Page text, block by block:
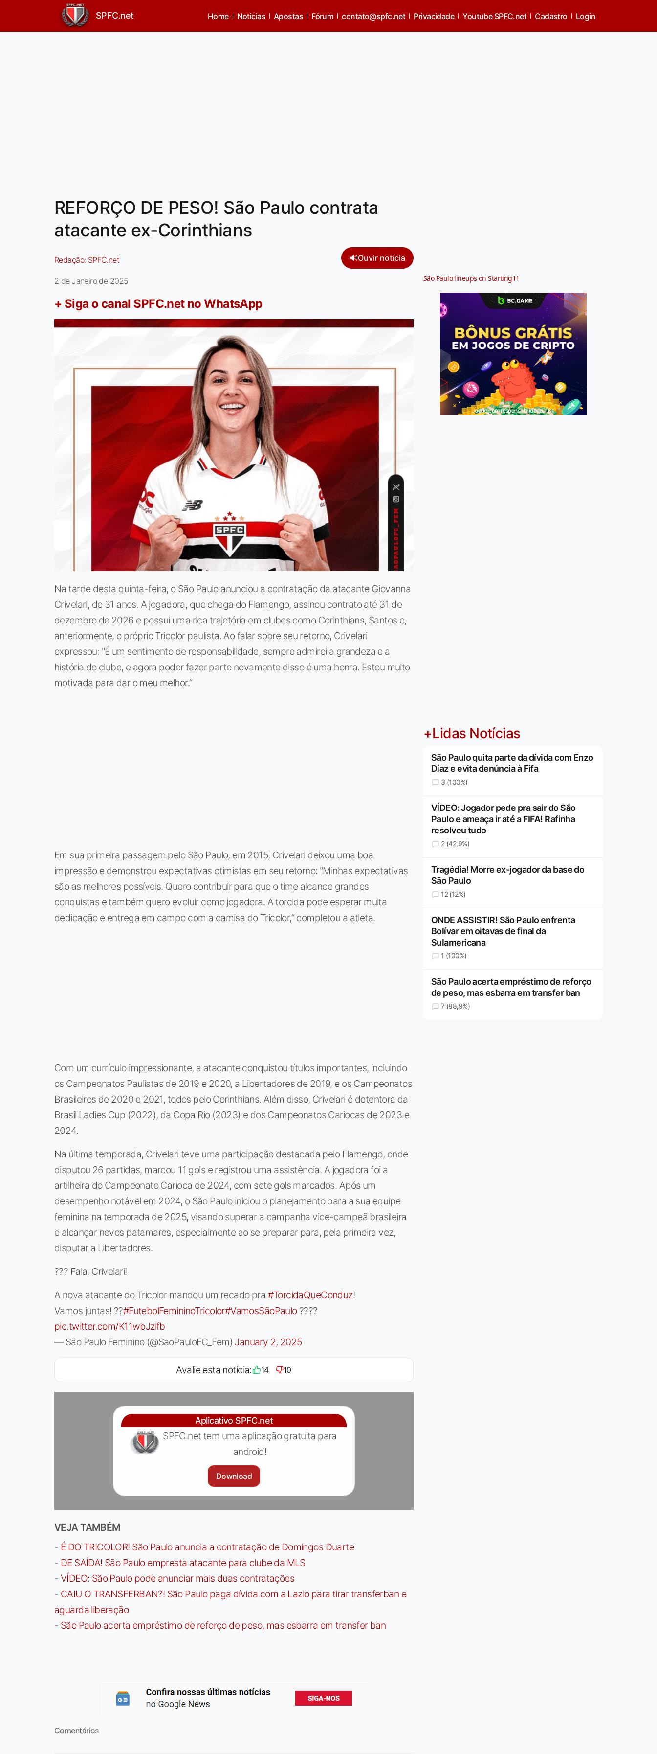
SPFC.net Home Noticias Apostas Fórum contato@spfc.net Privacidade Youtube SPFC.net Cadastro Login
REFORÇO DE PESO! São Paulo contrata
atacante ex-Corinthians
Redação: SPFC.net 🔊Ouvir notícia
2 de Janeiro de 2025
+ Siga o canal SPFC.net no WhatsApp
Na tarde desta quinta-feira, o São Paulo anunciou a contratação da atacante Giovanna
Crivelari, de 31 anos. A jogadora, que chega do Flamengo, assinou contrato até 31 de
dezembro de 2026 e possui uma rica trajetória em clubes como Corinthians, Santos e,
anteriormente, o próprio Tricolor paulista. Ao falar sobre seu retorno, Crivelari
expressou: "É um sentimento de responsabilidade, sempre admirei a grandeza e a
história do clube, e agora poder fazer parte novamente disso é uma honra. Estou muito
motivada para dar o meu melhor.”
Em sua primeira passagem pelo São Paulo, em 2015, Crivelari deixou uma boa
impressão e demonstrou expectativas otimistas em seu retorno: "Minhas expectativas
são as melhores possíveis. Quero contribuir para que o time alcance grandes
conquistas e também quero evoluir como jogadora. A torcida pode esperar muita
dedicação e entrega em campo com a camisa do Tricolor,” completou a atleta.
Com um currículo impressionante, a atacante conquistou títulos importantes, incluindo
os Campeonatos Paulistas de 2019 e 2020, a Libertadores de 2019, e os Campeonatos
Brasileiros de 2020 e 2021, todos pelo Corinthians. Além disso, Crivelari é detentora da
Brasil Ladies Cup (2022), da Copa Rio (2023) e dos Campeonatos Cariocas de 2023 e
2024.
Na última temporada, Crivelari teve uma participação destacada pelo Flamengo, onde
disputou 26 partidas, marcou 11 gols e registrou uma assistência. A jogadora foi a
artilheira do Campeonato Carioca de 2024, com sete gols marcados. Após um
desempenho notável em 2024, o São Paulo iniciou o planejamento para a sua equipe
feminina na temporada de 2025, visando superar a campanha vice-campeã brasileira
e alcançar novos patamares, especialmente ao se preparar para, pela primeira vez,
disputar a Libertadores.
??? Fala, Crivelari!
A nova atacante do Tricolor mandou um recado pra #TorcidaQueConduz!
Vamos juntas! ??#FutebolFemininoTricolor#VamosSãoPaulo????
pic.twitter.com/K11wbJzifb
— São Paulo Feminino (@SaoPauloFC_Fem) January 2, 2025
Avalie esta notícia: 14 10
Aplicativo SPFC.net
SPFC.net tem uma aplicação gratuita para
android!
Download
VEJA TAMBÉM
- É DO TRICOLOR! São Paulo anuncia a contratação de Domingos Duarte
- DE SAÍDA! São Paulo empresta atacante para clube da MLS
- VÍDEO: São Paulo pode anunciar mais duas contratações
- CAIU O TRANSFERBAN?! São Paulo paga dívida com a Lazio para tirar transferban e
aguarda liberação
- São Paulo acerta empréstimo de reforço de peso, mas esbarra em transfer ban
Comentários
São Paulo lineups on Starting11
Jogue com responsabilidade. 18+
+Lidas Notícias
São Paulo quita parte da dívida com Enzo
Díaz e evita denúncia à Fifa
3 (100%)
VÍDEO: Jogador pede pra sair do São
Paulo e ameaça ir até a FIFA! Rafinha
resolveu tudo
2 (42,9%)
Tragédia! Morre ex-jogador da base do
São Paulo
12 (12%)
ONDE ASSISTIR! São Paulo enfrenta
Bolívar em oitavas de final da
Sulamericana
1 (100%)
São Paulo acerta empréstimo de reforço
de peso, mas esbarra em transfer ban
7 (88,9%)